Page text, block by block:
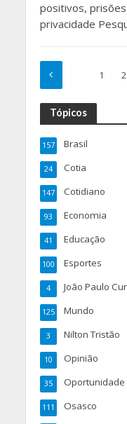
positivos,
privacidade
1 2
Tópicos
Brasil
157
Cotia
24
Cotidiano
147
Economia
93
Educação
41
Esportes
100
João Paulo
4
Mundo
125
Nilton Tristão
3
Opinião
10
Oportunidade
35
Osasco
111